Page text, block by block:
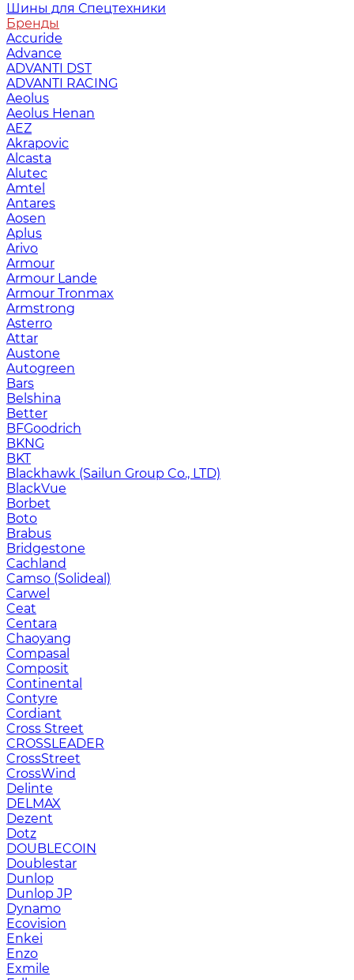
Шины для Спецтехники
Бренды
Accuride
Advance
ADVANTI DST
ADVANTI RACING
Aeolus
Aeolus Henan
AEZ
Akrapovic
Alcasta
Alutec
Amtel
Antares
Aosen
Aplus
Arivo
Armour
Armour Lande
Armour Tronmax
Armstrong
Asterro
Attar
Austone
Autogreen
Bars
Belshina
Better
BFGoodrich
BKNG
BKT
Blackhawk (Sailun Group Co., LTD)
BlackVue
Borbet
Boto
Brabus
Bridgestone
Cachland
Camso (Solideal)
Carwel
Ceat
Centara
Chaoyang
Compasal
Composit
Continental
Contyre
Cordiant
Cross Street
CROSSLEADER
CrossStreet
CrossWind
Delinte
DELMAX
Dezent
Dotz
DOUBLECOIN
Doublestar
Dunlop
Dunlop JP
Dynamo
Ecovision
Enkei
Enzo
Exmile